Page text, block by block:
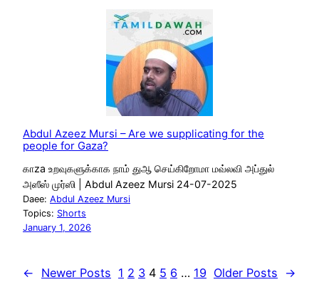
Abdul Azeez Mursi – Are we supplicating for the
people for Gaza?
காza உறவுகளுக்காக நாம் துஆ செய்கிறோமா மவ்லவி அப்துல்
அஸீஸ் முர்ஸி | Abdul Azeez Mursi 24-07-2025
Daee: Abdul Azeez Mursi
Topics: Shorts
January 1, 2026
← Newer Posts 1 2 3 4 5 6 … 19 Older Posts →